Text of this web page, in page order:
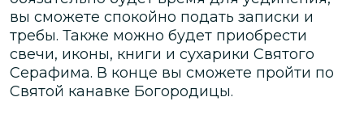
вы сможете спокойно подать записки и
требы. Также можно будет приобрести
свечи, иконы, книги и сухарики Святого
Серафима. В конце вы сможете пройти по
Святой канавке Богородицы.